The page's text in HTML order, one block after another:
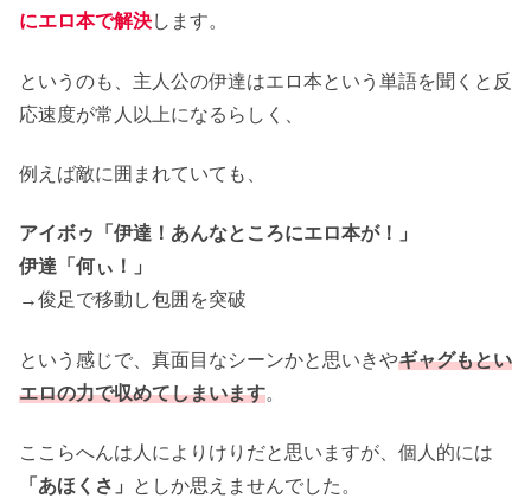
にエロ本で解決します。
というのも、主人公の伊達はエロ本という単語を聞くと反
応速度が常人以上になるらしく、
例えば敵に囲まれていても、
アイボゥ「伊達！あんなところにエロ本が！」
伊達「何ぃ！」
→俊足で移動し包囲を突破
という感じで、真面目なシーンかと思いきやギャグもとい
エロの力で収めてしまいます。
ここらへんは人によりけりだと思いますが、個人的には
「あほくさ」
としか思えませんでした。